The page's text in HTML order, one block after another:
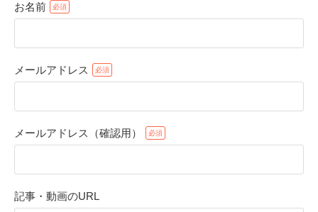
お名前
メールアドレス
メールアドレス（確認用）
記事・動画のURL
アプリで開く